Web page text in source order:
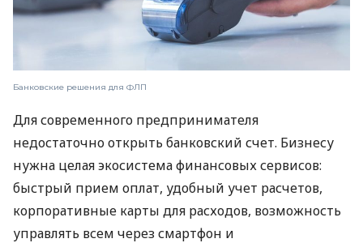
Банковские решения для ФЛП
Для современного предпринимателя
недостаточно открыть банковский счет. Бизнесу
нужна целая экосистема финансовых сервисов:
быстрый прием оплат, удобный учет расчетов,
корпоративные карты для расходов, возможность
управлять всем через смартфон и